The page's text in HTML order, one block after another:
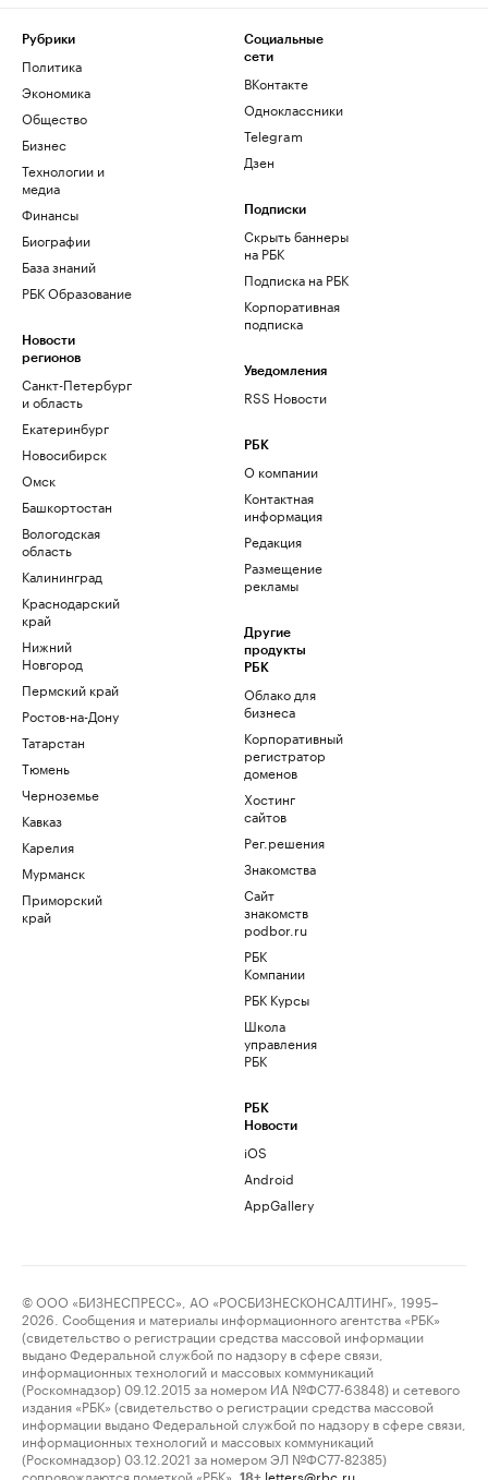
Рубрики
Политика
Экономика
Общество
Бизнес
Технологии и
медиа
Финансы
Биографии
База знаний
РБК Образование
Новости
регионов
Санкт-Петербург
и область
Екатеринбург
Новосибирск
Омск
Башкортостан
Вологодская
область
Калининград
Краснодарский
край
Нижний
Новгород
Пермский край
Ростов-на-Дону
Татарстан
Тюмень
Черноземье
Кавказ
Карелия
Мурманск
Приморский
край
Социальные
сети
ВКонтакте
Одноклассники
Telegram
Дзен
Подписки
Скрыть баннеры
на РБК
Подписка на РБК
Корпоративная
подписка
Уведомления
RSS Новости
РБК
О компании
Контактная
информация
Редакция
Размещение
рекламы
Другие
продукты
РБК
Облако для
бизнеса
Корпоративный
регистратор
доменов
Хостинг
сайтов
Рег.решения
Знакомства
Сайт
знакомств
podbor.ru
РБК
Компании
РБК Курсы
Школа
управления
РБК
РБК
Новости
iOS
Android
AppGallery
© ООО «БИЗНЕСПРЕСС», АО «РОСБИЗНЕСКОНСАЛТИНГ», 1995–
2026. Сообщения и материалы информационного агентства «РБК»
(свидетельство о регистрации средства массовой информации
выдано Федеральной службой по надзору в сфере связи,
информационных технологий и массовых коммуникаций
(Роскомнадзор) 09.12.2015 за номером ИА №ФС77-63848) и сетевого
издания «РБК» (свидетельство о регистрации средства массовой
информации выдано Федеральной службой по надзору в сфере связи,
информационных технологий и массовых коммуникаций
(Роскомнадзор) 03.12.2021 за номером ЭЛ №ФС77-82385)
сопровождаются пометкой «РБК».
letters@rbc.ru